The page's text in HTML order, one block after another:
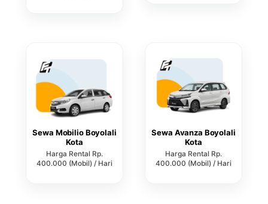
Sewa Mobilio Boyolali
Kota
Harga Rental Rp.
400.000 (Mobil) / Hari
Sewa Avanza Boyolali
Kota
Harga Rental Rp.
400.000 (Mobil) / Hari